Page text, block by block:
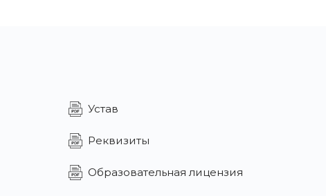
Устав
Реквизиты
Образовательная лицензия